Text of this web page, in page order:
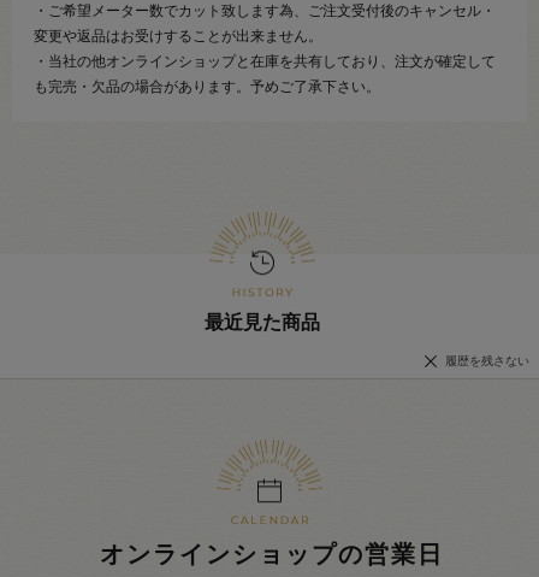
・ご希望メーター数でカット致します為、ご注文受付後のキャンセル・
変更や返品はお受けすることが出来ません。
・当社の他オンラインショップと在庫を共有しており、注文が確定して
も完売・欠品の場合があります。予めご了承下さい。
最近見た商品
履歴を残さない
オンラインショップの営業日